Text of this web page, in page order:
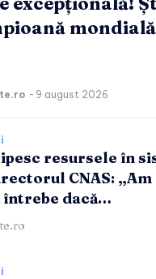
- 9 august 2026
resursele în
CNAS:
întrebe dacă…